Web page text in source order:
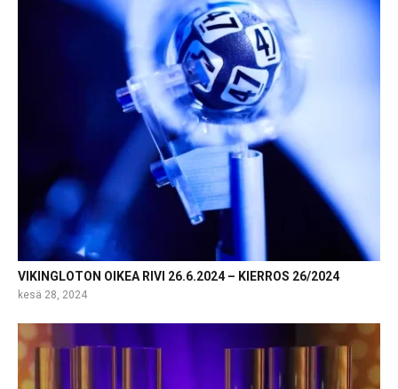
VIKINGLOTON OIKEA RIVI 26.6.2024 – KIERROS 26/2024
kesä 28, 2024